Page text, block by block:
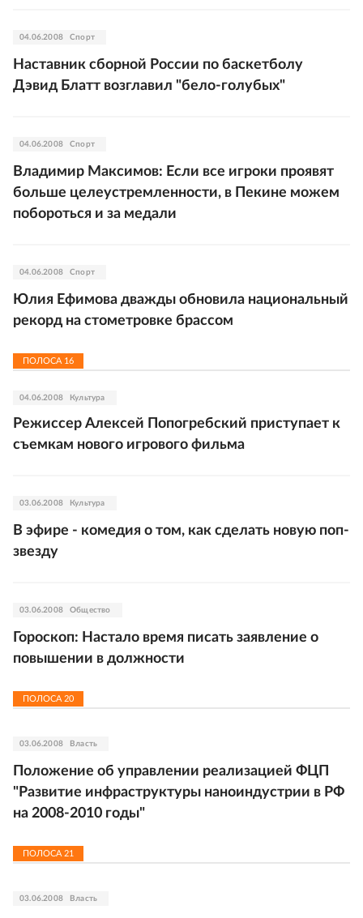
04.06.2008 Спорт
Наставник сборной России по баскетболу
Дэвид Блатт возглавил "бело-голубых"
04.06.2008 Спорт
Владимир Максимов: Если все игроки проявят
больше целеустремленности, в Пекине можем
побороться и за медали
04.06.2008 Спорт
Юлия Ефимова дважды обновила национальный
рекорд на стометровке брассом
ПОЛОСА 16
04.06.2008 Культура
Режиссер Алексей Попогребский приступает к
съемкам нового игрового фильма
03.06.2008 Культура
В эфире - комедия о том, как сделать новую поп-
звезду
03.06.2008 Общество
Гороскоп: Настало время писать заявление о
повышении в должности
ПОЛОСА 20
03.06.2008 Власть
Положение об управлении реализацией ФЦП
"Развитие инфраструктуры наноиндустрии в РФ
на 2008-2010 годы"
ПОЛОСА 21
03.06.2008 Власть